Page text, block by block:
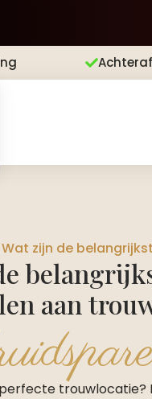

Wat zijn de
aan
trouwlocatie?